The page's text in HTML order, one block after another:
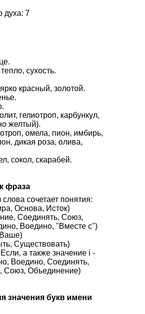
духа: 7
сухость.
красный, золотой.
гелиотроп, карбункул,
желтый).
омела, пион, имбирь,
дикая роза, олива,
сокол, скарабей.
фраза
сочетает понятия:
Основа, Исток)
Соединять, Союз,
Воедино, "Вместе с")
Существовать)
а также значение i -
Воедино, Соединять,
Союз, Объединение)
значения букв имени